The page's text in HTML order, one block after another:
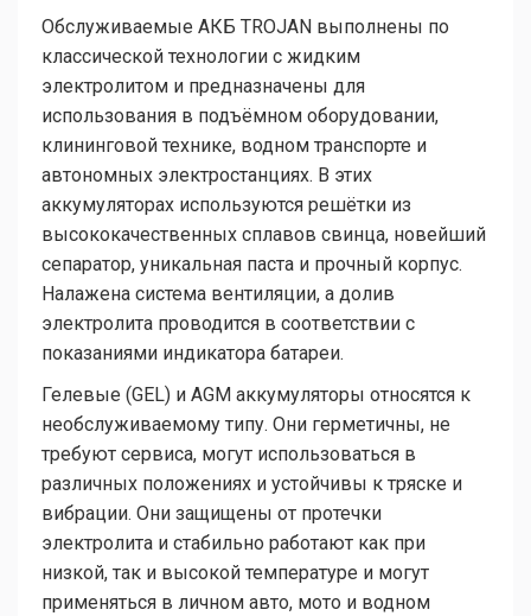
Обслуживаемые АКБ TROJAN выполнены по
классической технологии с жидким
электролитом и предназначены для
использования в подъёмном оборудовании,
клининговой технике, водном транспорте и
автономных электростанциях. В этих
аккумуляторах используются решётки из
высококачественных сплавов свинца, новейший
сепаратор, уникальная паста и прочный корпус.
Налажена система вентиляции, а долив
электролита проводится в соответствии с
показаниями индикатора батареи.
Гелевые (GEL) и AGM аккумуляторы относятся к
необслуживаемому типу. Они герметичны, не
требуют сервиса, могут использоваться в
различных положениях и устойчивы к тряске и
вибрации. Они защищены от протечки
электролита и стабильно работают как при
низкой, так и высокой температуре и могут
применяться в личном авто, мото и водном